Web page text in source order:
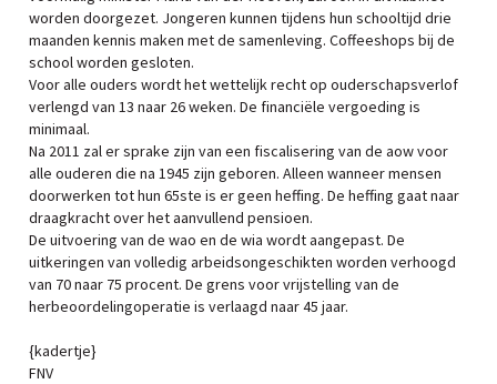
worden doorgezet. Jongeren kunnen tijdens hun schooltijd drie
maanden kennis maken met de samenleving. Coffeeshops bij de
school worden gesloten.
Voor alle ouders wordt het wettelijk recht op ouderschapsverlof
verlengd van 13 naar 26 weken. De financiële vergoeding is
minimaal.
Na 2011 zal er sprake zijn van een fiscalisering van de aow voor
alle ouderen die na 1945 zijn geboren. Alleen wanneer mensen
doorwerken tot hun 65ste is er geen heffing. De heffing gaat naar
draagkracht over het aanvullend pensioen.
De uitvoering van de wao en de wia wordt aangepast. De
uitkeringen van volledig arbeidsongeschikten worden verhoogd
van 70 naar 75 procent. De grens voor vrijstelling van de
herbeoordelingoperatie is verlaagd naar 45 jaar.
{kadertje}
FNV